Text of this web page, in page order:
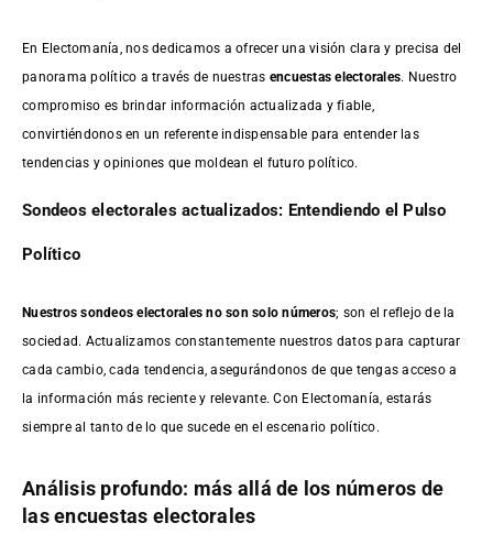
En Electomanía, nos dedicamos a ofrecer una visión clara y precisa del
panorama político a través de nuestras encuestas electorales. Nuestro
compromiso es brindar información actualizada y fiable,
convirtiéndonos en un referente indispensable para entender las
tendencias y opiniones que moldean el futuro político.
Sondeos electorales actualizados: Entendiendo el Pulso
Político
Nuestros sondeos electorales no son solo números; son el reflejo de la
sociedad. Actualizamos constantemente nuestros datos para capturar
cada cambio, cada tendencia, asegurándonos de que tengas acceso a
la información más reciente y relevante. Con Electomanía, estarás
siempre al tanto de lo que sucede en el escenario político.
Análisis profundo: más allá de los números de
las encuestas electorales